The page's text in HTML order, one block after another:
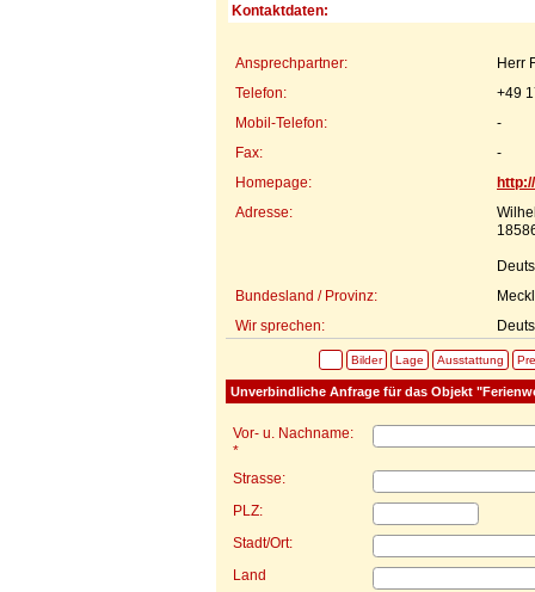
Kontaktdaten:
Ansprechpartner:
Herr
Telefon:
+49
Mobil-Telefon:
-
Fax:
-
Homepage:
Adresse:
Bundesland / Provinz:
Wir sprechen:
Bilder Lage Ausstattung
Unverbindliche Anfrage für das Objekt
Vor- u. Nachname:
*
Strasse:
PLZ:
Stadt/Ort:
Land